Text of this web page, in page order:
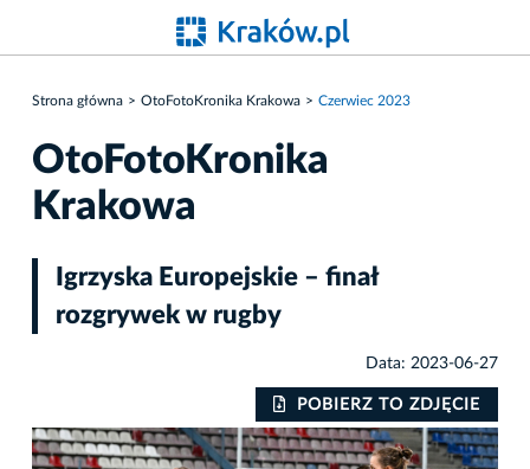
Strona główna OtoFotoKronika Krakowa Czerwiec 2023
OtoFotoKronika
Krakowa
Igrzyska Europejskie – finał
rozgrywek w rugby
Data: 2023-06-27
POBIERZ TO ZDJĘCIE